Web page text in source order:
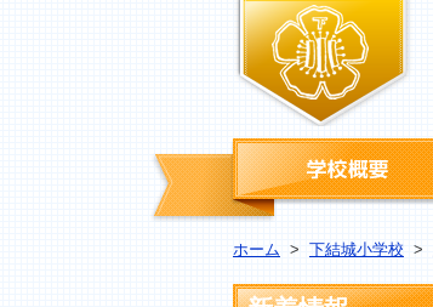
ホーム > 下結城小学校 >